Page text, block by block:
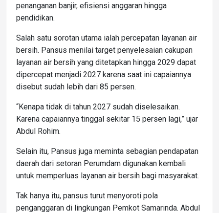
penanganan banjir, efisiensi anggaran hingga
pendidikan.
Salah satu sorotan utama ialah percepatan layanan air
bersih. Pansus menilai target penyelesaian cakupan
layanan air bersih yang ditetapkan hingga 2029 dapat
dipercepat menjadi 2027 karena saat ini capaiannya
disebut sudah lebih dari 85 persen.
“Kenapa tidak di tahun 2027 sudah diselesaikan.
Karena capaiannya tinggal sekitar 15 persen lagi,” ujar
Abdul Rohim.
Selain itu, Pansus juga meminta sebagian pendapatan
daerah dari setoran Perumdam digunakan kembali
untuk memperluas layanan air bersih bagi masyarakat.
Tak hanya itu, pansus turut menyoroti pola
penganggaran di lingkungan Pemkot Samarinda. Abdul